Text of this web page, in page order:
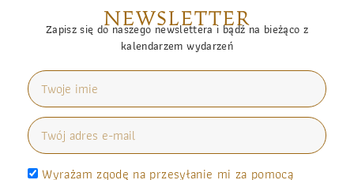
NEWSLETTER
Zapisz się do naszego newslettera i bądź na bieżąco z
kalendarzem wydarzeń
Wyrażam zgodę na przesyłanie mi za pomocą